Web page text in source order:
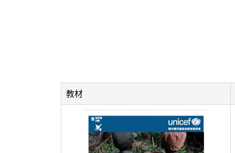
教材